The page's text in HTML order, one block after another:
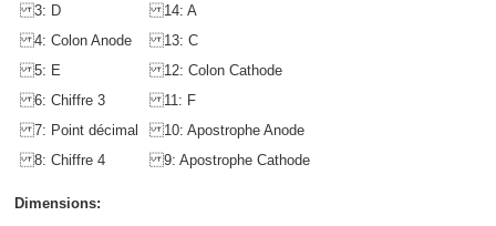
3: D
14: A
4: Colon Anode
13: C
5: E
12: Colon Cathode
6: Chiffre 3
11: F
7: Point décimal
10: Apostrophe Anode
8: Chiffre 4
9: Apostrophe Cathode
Dimensions: